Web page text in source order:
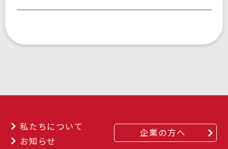
私たちについて
お知らせ
企業の方へ